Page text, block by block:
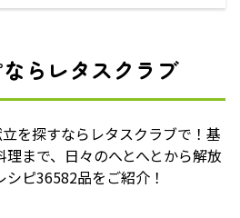
らレタスクラブ
を探すならレタスクラブで！基
まで、日々のへとへとから解放
ピ36582品をご紹介！